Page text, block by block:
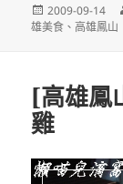
發
佈
2009-09-14
雄美食 、高雄鳳山
[高雄鳳
雞